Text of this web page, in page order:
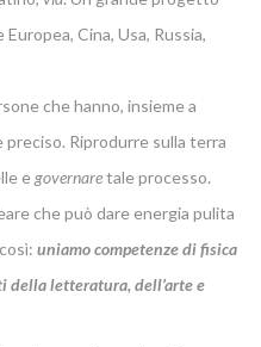
Cina, Usa, Russia,
che hanno, insieme a
preciso. Riprodurre sulla terra
egovernaretale processo.
che può dare energia pulita
uniamo competenze di fisica
della letteratura, dell’arte e